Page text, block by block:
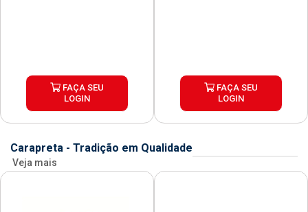
FAÇA SEU
LOGIN
FAÇA SEU
LOGIN
Carapreta - Tradição em Qualidade
Veja mais